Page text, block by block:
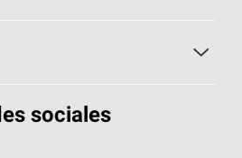
techos
techos
y color
-PINK®sociales